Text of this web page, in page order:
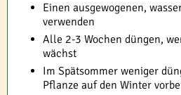
Einen ausgewogenen,
verwenden
Alle 2-3 Wochen düngen,
wächst
Im Spätsommer weniger
Pflanze auf den Winter